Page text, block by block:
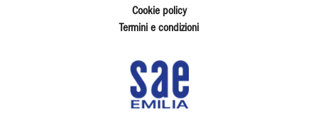
Cookie policy
Termini e condizioni